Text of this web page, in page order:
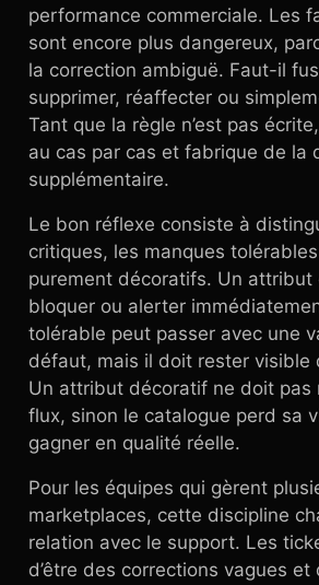
performance commerciale. Les
sont encore plus dangereux,
la correction ambiguë. Faut-il
supprimer, réaffecter ou
Tant que la règle n’est pas
au cas par cas et fabrique de la
supplémentaire.
Le bon réflexe consiste à
critiques, les manques
purement décoratifs. Un attribut
bloquer ou alerter
tolérable peut passer avec une
défaut, mais il doit rester visible
Un attribut décoratif ne doit pas
flux, sinon le catalogue perd sa
gagner en qualité réelle.
Pour les équipes qui gèrent
marketplaces, cette discipline
relation avec le support. Les
d’être des corrections vagues